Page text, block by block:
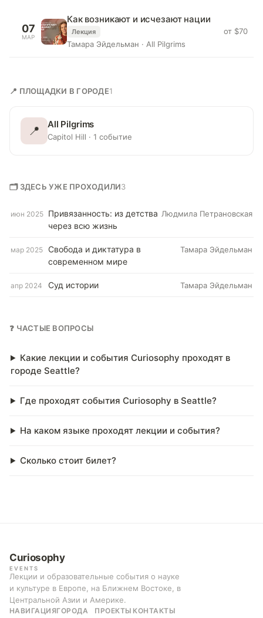
07
МАР
Как возникают и исчезают нации
Лекция
Тамара Эйдельман · All Pilgrims
от $70
📍 ПЛОЩАДКИ В ГОРОДЕ1
📍 All Pilgrims
Capitol Hill · 1 событие
🗂 ЗДЕСЬ УЖЕ ПРОХОДИЛИ3
июн 2025 Привязанность: из детства
через всю жизнь
Людмила Петрановская
мар 2025
Свобода и диктатура в
современном мире
Тамара Эйдельман
апр 2024 Суд истории Тамара Эйдельман
❓ ЧАСТЫЕ ВОПРОСЫ
Какие лекции и события Curiosophy проходят в
городе Seattle?
Где проходят события Curiosophy в Seattle?
На каком языке проходят лекции и события?
Сколько стоит билет?
Curiosophy
EVENTS
Лекции и образовательные события о науке
и культуре в Европе, на Ближнем Востоке, в
Центральной Азии и Америке.
НАВИГАЦИЯГОРОДА ПРОЕКТЫ КОНТАКТЫ